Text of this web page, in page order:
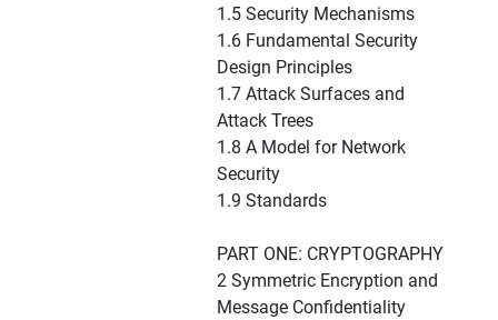
1.5 Security Mechanisms
1.6 Fundamental Security
Design Principles
1.7 Attack Surfaces and
Attack Trees
1.8 A Model for Network
Security
1.9 Standards
PART ONE: CRYPTOGRAPHY
2 Symmetric Encryption and
Message Confidentiality